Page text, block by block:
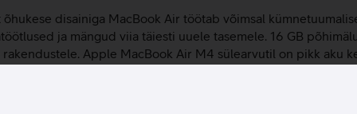
disainiga MacBook Air töötab võimsal
ja mängud viia täiesti uuele tasemele. 16 GB
Apple MacBook Air M4 sülearvutil on pikk aku
tehtud. Surfa internetis, mängi mänge ja naudi